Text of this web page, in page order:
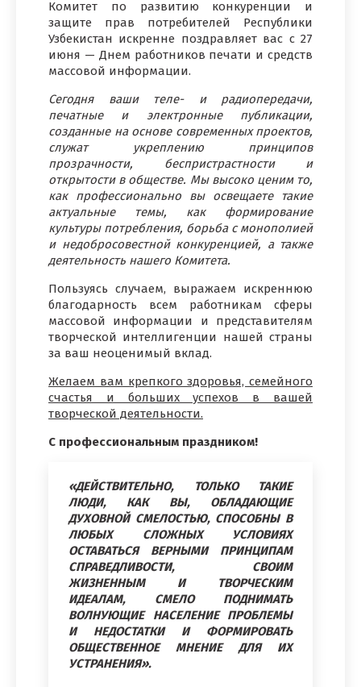
Комитет по развитию конкуренции и
защите прав потребителей Республики
Узбекистан искренне поздравляет вас с 27
июня — Днем работников печати и средств
массовой информации.
Сегодня ваши теле- и радиопередачи,
печатные и электронные публикации,
созданные на основе современных проектов,
служат укреплению принципов
прозрачности, беспристрастности и
открытости в обществе. Мы высоко ценим то,
как профессионально вы освещаете такие
актуальные темы, как формирование
культуры потребления, борьба с монополией
и недобросовестной конкуренцией, а также
деятельность нашего Комитета.
Пользуясь случаем, выражаем искреннюю
благодарность всем работникам сферы
массовой информации и представителям
творческой интеллигенции нашей страны
за ваш неоценимый вклад.
Желаем вам крепкого здоровья, семейного
счастья и больших успехов в вашей
творческой деятельности.
С профессиональным праздником!
«ДЕЙСТВИТЕЛЬНО, ТОЛЬКО ТАКИЕ
ЛЮДИ, КАК ВЫ, ОБЛАДАЮЩИЕ
ДУХОВНОЙ СМЕЛОСТЬЮ, СПОСОБНЫ В
ЛЮБЫХ СЛОЖНЫХ УСЛОВИЯХ
ОСТАВАТЬСЯ ВЕРНЫМИ ПРИНЦИПАМ
СПРАВЕДЛИВОСТИ, СВОИМ
ЖИЗНЕННЫМ И ТВОРЧЕСКИМ
ИДЕАЛАМ, СМЕЛО ПОДНИМАТЬ
ВОЛНУЮЩИЕ НАСЕЛЕНИЕ ПРОБЛЕМЫ
И НЕДОСТАТКИ И ФОРМИРОВАТЬ
ОБЩЕСТВЕННОЕ МНЕНИЕ ДЛЯ ИХ
УСТРАНЕНИЯ».